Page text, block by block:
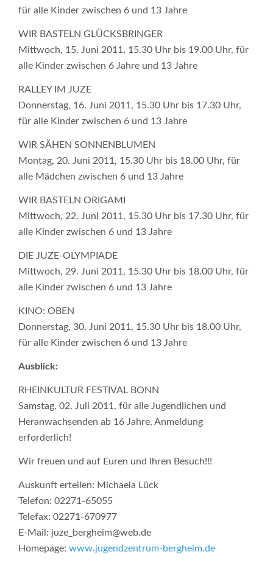
für alle Kinder zwischen 6 und 13 Jahre
WIR BASTELN GLÜCKSBRINGER
Mittwoch, 15. Juni 2011, 15.30 Uhr bis 19.00 Uhr, für
alle Kinder zwischen 6 Jahre und 13 Jahre
RALLEY IM JUZE
Donnerstag, 16. Juni 2011, 15.30 Uhr bis 17.30 Uhr,
für alle Kinder zwischen 6 und 13 Jahre
WIR SÄHEN SONNENBLUMEN
Montag, 20. Juni 2011, 15.30 Uhr bis 18.00 Uhr, für
alle Mädchen zwischen 6 und 13 Jahre
WIR BASTELN ORIGAMI
Mittwoch, 22. Juni 2011, 15.30 Uhr bis 17.30 Uhr, für
alle Kinder zwischen 6 und 13 Jahre
DIE JUZE-OLYMPIADE
Mittwoch, 29. Juni 2011, 15.30 Uhr bis 18.00 Uhr, für
alle Kinder zwischen 6 und 13 Jahre
KINO: OBEN
Donnerstag, 30. Juni 2011, 15.30 Uhr bis 18.00 Uhr,
für alle Kinder zwischen 6 und 13 Jahre
Ausblick:
RHEINKULTUR FESTIVAL BONN
Samstag, 02. Juli 2011, für alle Jugendlichen und
Heranwachsenden ab 16 Jahre, Anmeldung
erforderlich!
Wir freuen und auf Euren und Ihren Besuch!!!
Auskunft erteilen: Michaela Lück
Telefon: 02271-65055
Telefax: 02271-670977
E-Mail: juze_bergheim@web.de
Homepage: www.jugendzentrum-bergheim.de